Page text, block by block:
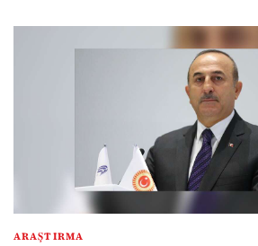
azınlık haklarının uygulanmadığını
azınlıkların temel refleksini “Bize bir
kaçmasın” olduğunu söyledi.
ARAŞTIRMA